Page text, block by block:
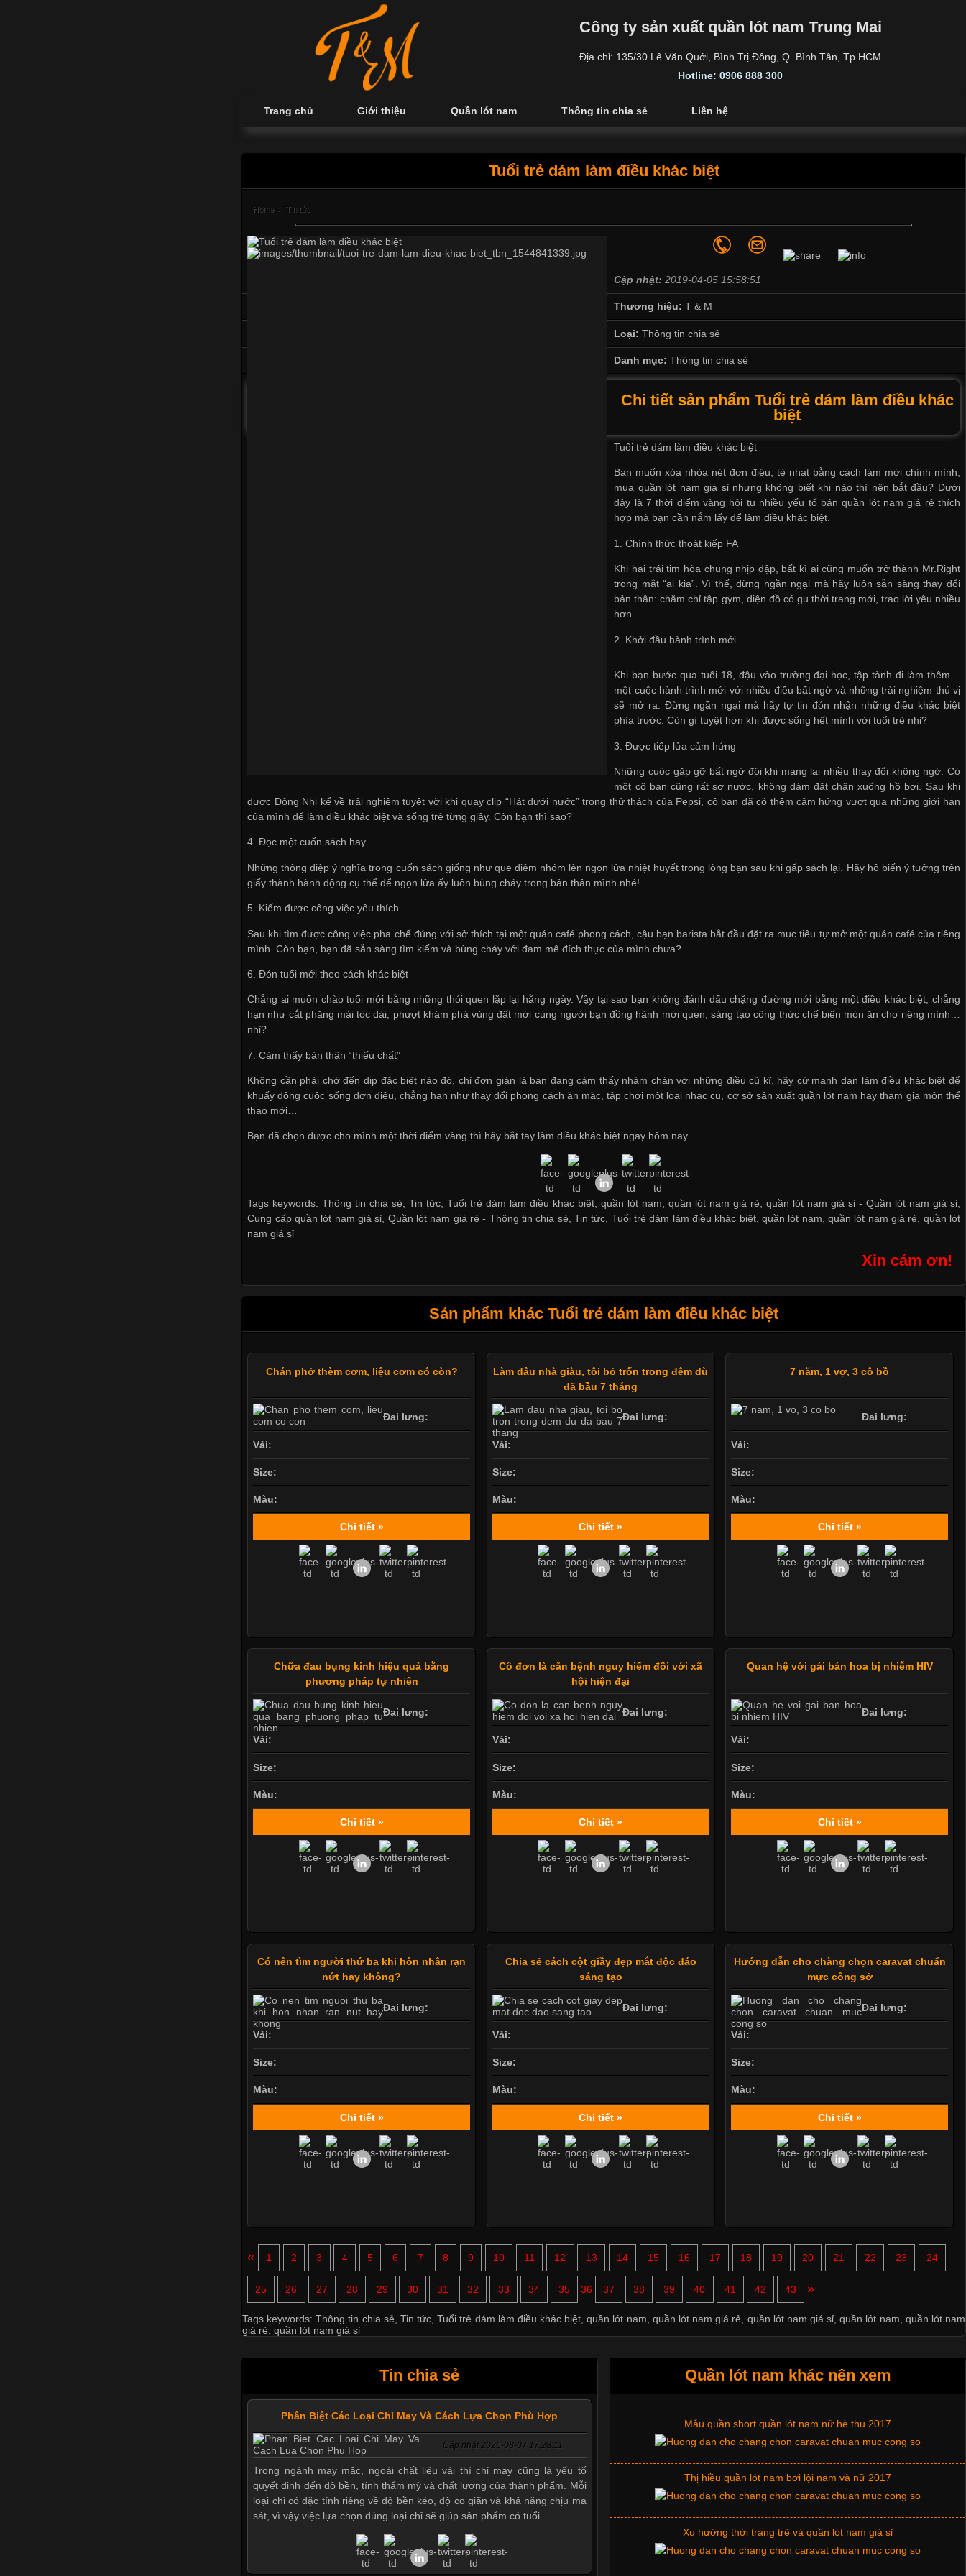
Công ty sản xuất quần lót nam Trung Mai
Địa chỉ: 135/30 Lê Văn Quới, Bình Trị Đông, Q. Bình Tân, Tp HCM
Hotline: 0906 888 300
Trang chủ Giới thiệu Quần lót nam Thông tin chia sẻ Liên hệ
Tuổi trẻ dám làm điều khác biệt
Home › Tin tức
Cập nhật: 2019-04-05 15:58:51
Thương hiệu:T & M
Loại: Thông tin chia sẻ
Danh mục: Thông tin chia sẻ
Chi tiết sản phẩm Tuổi trẻ dám làm điều khác
biệt
Tuổi trẻ dám làm điều khác biệt
Bạn muốn xóa nhòa nét đơn điệu, tẻ nhạt bằng cách làm mới chính mình,
mua quần lót nam giá sỉnhưng không biết khi nào thì nên bắt đầu? Dưới
đây là 7 thời điểm vàng hội tụ nhiều yếu tố bán quần lót nam giá rẻ thích
hợp mà bạn cần nắm lấy để làm điều khác biệt.
1. Chính thức thoát kiếp FA
Khi hai trái tim hòa chung nhịp đập, bất kì ai cũng muốn trở thành Mr.Right
trong mắt “ai kia”. Vì thế, đừng ngần ngại mà hãy luôn sẵn sàng thay đổi
bản thân: chăm chỉ tập gym, diện đồ có gu thời trang mới, trao lời yêu nhiều
hơn…
2. Khởi đầu hành trình mới
Khi bạn bước qua tuổi 18, đậu vào trường đại học, tập tành đi làm thêm…
một cuộc hành trình mới với nhiều điều bất ngờ và những trải nghiệm thú vị
sẽ mở ra. Đừng ngần ngại mà hãy tự tin đón nhận những điều khác biệt
phía trước. Còn gì tuyệt hơn khi được sống hết mình với tuổi trẻ nhỉ?
3. Được tiếp lửa cảm hứng
Những cuộc gặp gỡ bất ngờ đôi khi mang lại nhiều thay đổi không ngờ. Có
một cô bạn cũng rất sợ nước, không dám đặt chân xuống hồ bơi. Sau khi
được Đông Nhi kể về trải nghiệm tuyệt vời khi quay clip “Hát dưới nước” trong thử thách của Pepsi, cô bạn đã có thêm cảm hứng vượt qua những giới hạn
của mình để làm điều khác biệt và sống trẻ từng giây. Còn bạn thì sao?
4. Đọc một cuốn sách hay
Những thông điệp ý nghĩa trong cuốn sách giống như que diêm nhóm lên ngọn lửa nhiệt huyết trong lòng bạn sau khi gấp sách lại. Hãy hô biến ý tưởng trên
giấy thành hành động cụ thể để ngọn lửa ấy luôn bùng cháy trong bản thân mình nhé!
5. Kiếm được công việc yêu thích
Sau khi tìm được công việc pha chế đúng với sở thích tại một quán café phong cách, cậu bạn barista bắt đầu đặt ra mục tiêu tự mở một quán café của riêng
mình. Còn bạn, bạn đã sẵn sàng tìm kiếm và bùng cháy với đam mê đích thực của mình chưa?
6. Đón tuổi mới theo cách khác biệt
Chẳng ai muốn chào tuổi mới bằng những thói quen lặp lại hằng ngày. Vậy tại sao bạn không đánh dấu chặng đường mới bằng một điều khác biệt, chẳng
hạn như cắt phăng mái tóc dài, phượt khám phá vùng đất mới cùng người bạn đồng hành mới quen, sáng tạo công thức chế biến món ăn cho riêng mình…
nhỉ?
7. Cảm thấy bản thân “thiếu chất”
Không cần phải chờ đến dịp đặc biệt nào đó, chỉ đơn giản là bạn đang cảm thấy nhàm chán với những điều cũ kĩ, hãy cứ mạnh dạn làm điều khác biệt để
khuấy động cuộc sống đơn điệu, chẳng hạn như thay đổi phong cách ăn mặc, tập chơi một loại nhạc cụ, cơ sở sản xuất quần lót nam hay tham gia môn thể
thao mới…
Bạn đã chọn được cho mình một thời điểm vàng thì hãy bắt tay làm điều khác biệt ngay hôm nay.
Tags keywords: Thông tin chia sẻ, Tin tức, Tuổi trẻ dám làm điều khác biệt, quần lót nam, quần lót nam giá rẻ, quần lót nam giá sỉ - Quần lót nam giá sỉ,
Cung cấp quần lót nam giá sỉ Quần lót nam giá rẻ - Thông tin chia sẻ Tin tức Tuổi trẻ dám làm điều khác biệt, quần lót nam quần lót nam giá rẻ
quần lót
nam giá sỉ
Xin cám ơn!
Sản phẩm khác Tuổi trẻ dám làm điều khác biệt
Chán phở thèm cơm, liệu cơm có còn?
Đai lưng:
Vải:
Size:
Màu:
Chi tiết »
Làm dâu nhà giàu, tôi bỏ trốn trong đêm dù
đã bầu 7 tháng
Đai lưng:
Vải:
Size:
Màu:
Chi tiết »
7 năm, 1 vợ, 3 cô bồ
Đai lưng:
Vải:
Size:
Màu:
Chi tiết »
Chữa đau bụng kinh hiệu quả bằng
phương pháp tự nhiên
Đai lưng:
Vải:
Size:
Màu:
Chi tiết »
Cô đơn là căn bệnh nguy hiểm đối với xã
hội hiện đại
Đai lưng:
Vải:
Size:
Màu:
Chi tiết »
Quan hệ với gái bán hoa bị nhiễm HIV
Đai lưng:
Vải:
Size:
Màu:
Chi tiết »
Có nên tìm người thứ ba khi hôn nhân rạn
nứt hay không?
Đai lưng:
Vải:
Size:
Màu:
Chi tiết »
Chia sẻ cách cột giầy đẹp mắt độc đáo
sáng tạo
Đai lưng:
Vải:
Size:
Màu:
Chi tiết »
Hướng dẫn cho chàng chọn caravat chuẩn
mực công sở
Đai lưng:
Vải:
Size:
Màu:
Chi tiết »
« 1 2 3 4 5 6 7 8 9 10 11 12 13 14 15 16 17 18 19 20 21 22 23 24
25 26 27 28 29 30 31 32 33 34 35 36 37 38 39 40 41 42 43 »
Tags keywords:Thông tin chia sẻ, Tin tức,Tuổi trẻ dám làm điều khác biệt,quần lót nam, quần lót nam giá rẻ, quần lót nam giá sỉ,quần lót nam, quần lót nam
giá rẻ, quần lót nam giá sỉ
Tin chia sẻ
Phân Biệt Các Loại Chỉ May Và Cách Lựa Chọn Phù Hợp
Cập nhật 2026-08-07 17:28:11
Trong ngành may mặc, ngoài chất liệu vải thì chỉ may cũng là yếu tố
quyết định đến độ bền, tính thẩm mỹ và chất lượng của thành phẩm. Mỗi
loại chỉ có đặc tính riêng về độ bền kéo, độ co giãn và khả năng chịu ma
sát, vì vậy việc lựa chọn đúng loại chỉ sẽ giúp sản phẩm có tuổi
Quần lót nam khác nên xem
Mẫu quần short quần lót nam nữ hè thu 2017
Thị hiều quần lót nam bơi lội nam và nữ 2017
Xu hướng thời trang trẻ và quần lót nam giá sỉ